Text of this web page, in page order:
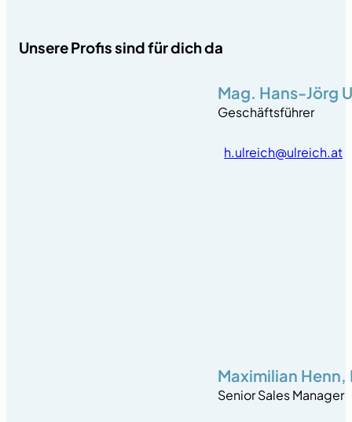
Unsere Profis sind für dich da
Mag. Hans-Jörg
Geschäftsführer
h.ulreich@ulreich.at
Maximilian Henn,
Senior Sales Manager